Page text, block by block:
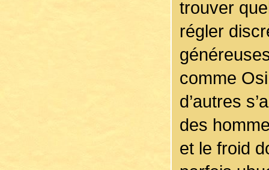
trouver
régler
comme
d’autres
des
et le froid